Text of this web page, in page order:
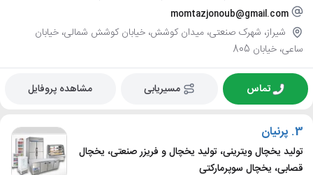
momtazjonoub@gmail.com
شیراز، شهرک صنعتی، میدان کوشش، خیابان کوشش شمالی، خیابان
ساعی، خیابان 805
تماس مسیریابی مشاهده پروفایل
3. پرنیان
تولید یخچال ویترینی، تولید یخچال و فریزر صنعتی، یخچال
قصابی، یخچال سوپرمارکتی